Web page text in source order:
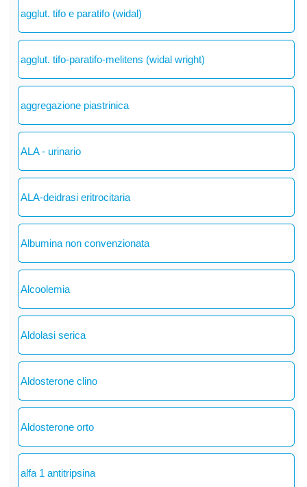
agglut. tifo e paratifo (widal)
agglut. tifo-paratifo-melitens (widal wright)
aggregazione piastrinica
ALA - urinario
ALA-deidrasi eritrocitaria
Albumina non convenzionata
Alcoolemia
Aldolasi serica
Aldosterone clino
Aldosterone orto
alfa 1 antitripsina